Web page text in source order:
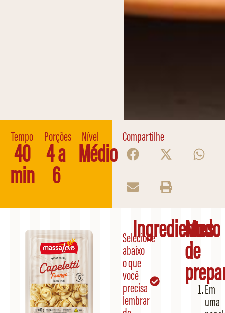
Compartilhe
Tempo
40
min
Porções
4 a
6
Nível
Médio
Ingredientes
Selecione
abaixo
o que
você
precisa
lembrar
Modo
de
Em
uma